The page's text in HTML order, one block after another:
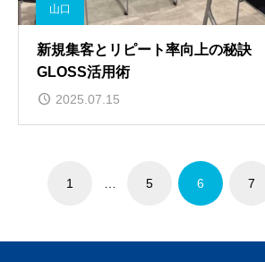
山口
新規集客とリピート率向上の秘訣
GLOSS活用術
2025.07.15
1 5 6 7